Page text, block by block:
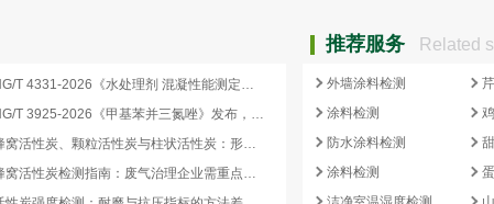
推荐服务 Related
HG/T 4331-2026《水处理剂 混凝性能测定方法》发布，2026 年 12 月 1 日起实施
HG/T 3925-2026《甲基苯并三氮唑》发布，2026 年 12 月 1 日起实施
蜂窝活性炭、颗粒活性炭与柱状活性炭：形态差异与检测重点对照
蜂窝活性炭检测指南：废气治理企业需重点关注的5项核心指标
外墙涂料检测
涂料检测
防水涂料检测
涂料检测